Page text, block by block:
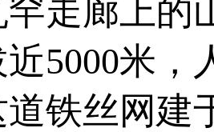
走廊上的
5000米
铁丝网建